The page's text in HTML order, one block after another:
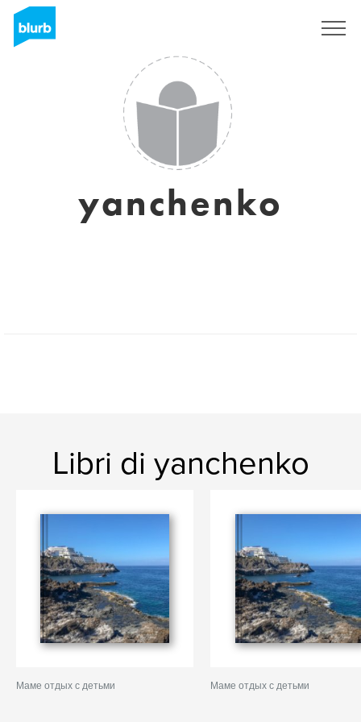
yanchenko
Libri di yanchenko
Маме отдых с детьми Маме отдых с детьми